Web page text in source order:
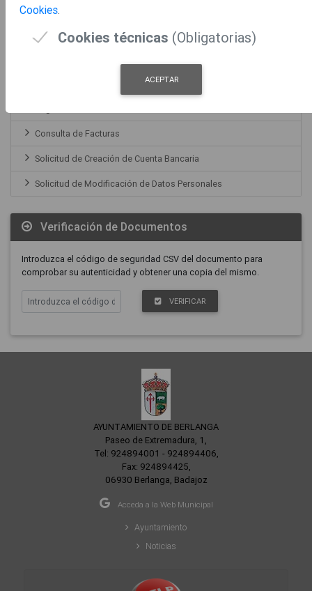
Portal del Proveedor
Consulta de Facturas
Solicitud de Creación de Cuenta Bancaria
Solicitud de Modificación de Datos Personales
Verificación de Documentos
Introduzca el código de seguridad CSV del documento para
comprobar su autenticidad y obtener una copia del mismo.
VERIFICAR
AYUNTAMIENTO DE BERLANGA
Paseo de Extremadura, 1,
Tel: 924894001 - 924894406,
Fax: 924894425,
06930 Berlanga, Badajoz
Acceda a la Web Municipal
Ayuntamiento
Noticias
Cookies.
Cookies técnicas (Obligatorias)
ACEPTAR